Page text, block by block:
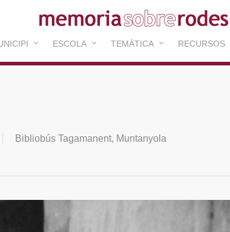
ESCOLA TEMÀTICA RECURSOS
Bibliobús Tagamanent, Muntanyola